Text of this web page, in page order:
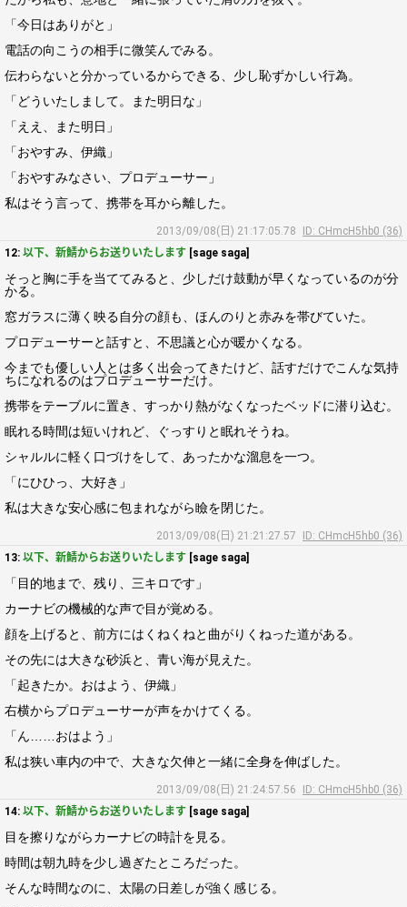
「今日はありがと」
電話の向こうの相手に微笑んでみる。
伝わらないと分かっているからできる、少し恥ずかしい行為。
「どういたしまして。また明日な」
「ええ、また明日」
「おやすみ、伊織」
「おやすみなさい、プロデューサー」
私はそう言って、携帯を耳から離した。
2013/09/08(日) 21:17:05.78
ID: CHmcH5hb0 (36)
12: 以下、新鯖からお送りいたします [sage saga]
そっと胸に手を当ててみると、少しだけ鼓動が早くなっているのが分
かる。
窓ガラスに薄く映る自分の顔も、ほんのりと赤みを帯びていた。
プロデューサーと話すと、不思議と心が暖かくなる。
今までも優しい人とは多く出会ってきたけど、話すだけでこんな気持
ちになれるのはプロデューサーだけ。
携帯をテーブルに置き、すっかり熱がなくなったベッドに潜り込む。
眠れる時間は短いけれど、ぐっすりと眠れそうね。
シャルルに軽く口づけをして、あったかな溜息を一つ。
「にひひっ、大好き」
私は大きな安心感に包まれながら瞼を閉じた。
2013/09/08(日) 21:21:27.57
ID: CHmcH5hb0 (36)
13: 以下、新鯖からお送りいたします [sage saga]
「目的地まで、残り、三キロです」
カーナビの機械的な声で目が覚める。
顔を上げると、前方にはくねくねと曲がりくねった道がある。
その先には大きな砂浜と、青い海が見えた。
「起きたか。おはよう、伊織」
右横からプロデューサーが声をかけてくる。
「ん……おはよう」
私は狭い車内の中で、大きな欠伸と一緒に全身を伸ばした。
2013/09/08(日) 21:24:57.56
ID: CHmcH5hb0 (36)
14: 以下、新鯖からお送りいたします [sage saga]
目を擦りながらカーナビの時計を見る。
時間は朝九時を少し過ぎたところだった。
そんな時間なのに、太陽の日差しが強く感じる。